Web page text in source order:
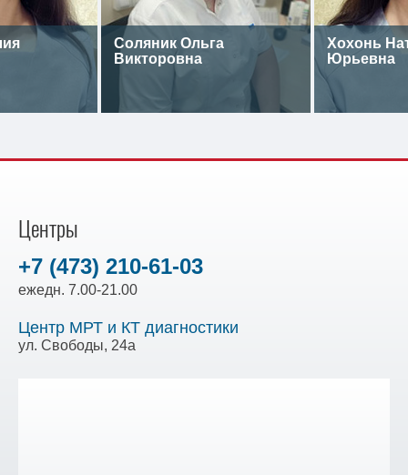
Соляник Ольга
Викторовна
Хохонь
Юрьевна
Центры
+7 (473) 210-61-03
ежедн. 7.00-21.00
Центр МРТ и КТ диагностики
ул. Свободы, 24а